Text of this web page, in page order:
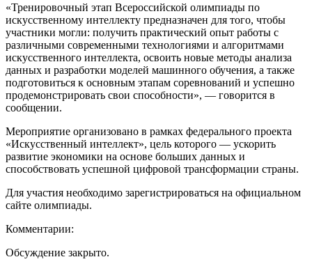
«Тренировочный этап Всероссийской олимпиады по
искусственному интеллекту предназначен для того, чтобы
участники могли: получить практический опыт работы с
различными современными технологиями и алгоритмами
искусственного интеллекта, освоить новые методы анализа
данных и разработки моделей машинного обучения, а также
подготовиться к основным этапам соревнований и успешно
продемонстрировать свои способности», — говорится в
сообщении.
Мероприятие организовано в рамках федерального проекта
«Искусственный интеллект», цель которого — ускорить
развитие экономики на основе больших данных и
способствовать успешной цифровой трансформации страны.
Для участия необходимо зарегистрироваться на официальном
сайте олимпиады.
Комментарии:
Обсуждение закрыто.